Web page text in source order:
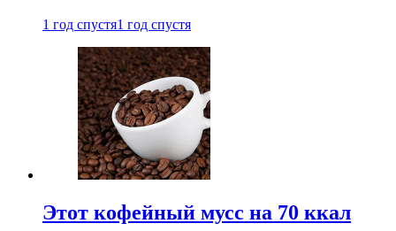
1 год спустя1 год спустя
Этот кофейный мусс на 70 ккал